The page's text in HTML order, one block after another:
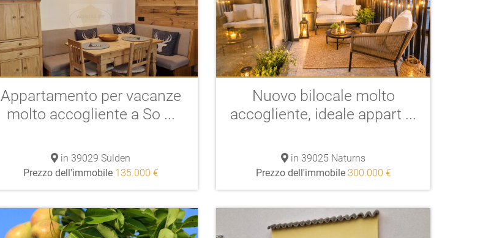
Appartamento per vacanze
molto accogliente a So ...
in 39029 Sulden
Prezzo dell'immobile 135.000 €
Nuovo bilocale molto
accogliente, ideale appart ...
in 39025 Naturns
Prezzo dell'immobile 300.000 €